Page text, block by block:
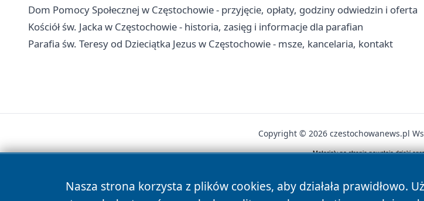
Dom Pomocy Społecznej w Częstochowie - przyjęcie, opłaty, godziny odwiedzin i oferta
Kościół św. Jacka w Częstochowie - historia, zasięg i informacje dla parafian
Parafia św. Teresy od Dzieciątka Jezus w Częstochowie - msze, kancelaria, kontakt
Nasza strona korzysta z plików cookies, aby działała
Copyright © 2026 czestochowanews.pl